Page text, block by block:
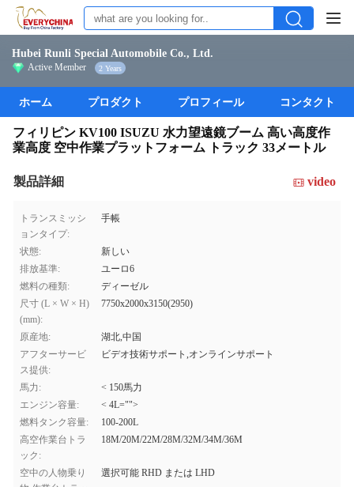
Hubei Runli Special Automobile Co., Ltd.
Active Member 2 Years
ホーム プロダクト プロフィール コンタクト
フィリピン KV100 ISUZU 水力望遠鏡ブーム 高い高度作
業高度 空中作業プラットフォーム トラック 33メートル
製品詳細 video
トランスミッシ
ョンタイプ:
手帳
状態:
新しい
排放基準:
ユーロ6
燃料の種類:
ディーゼル
尺寸 (L × W × H)
(mm):
7750x2000x3150(2950)
原産地:
湖北,中国
アフターサービ
ス提供:
ビデオ技術サポート,オンラインサポート
馬力:
< 150馬力
エンジン容量:
< 4L="">
燃料タンク容量:
100-200L
高空作業台トラ
ック:
18M/20M/22M/28M/32M/34M/36M
空中の人物乗り
選択可能 RHD または LHD